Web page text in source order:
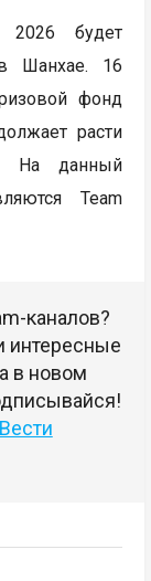
2026 будет
Шанхае. 16
фонд
расти
На данный
Team
каналов?
в новом